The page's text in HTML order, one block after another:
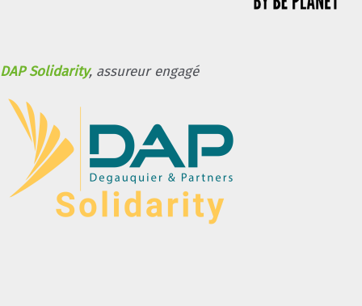
DAP Solidarity, assureur engagé